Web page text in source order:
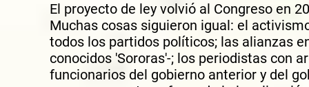
El proyecto de ley volvió al Congreso en
Muchas cosas siguieron igual: el
todos los partidos políticos; las alianzas
conocidos 'Sororas'-; los periodistas con
funcionarios del gobierno anterior y del